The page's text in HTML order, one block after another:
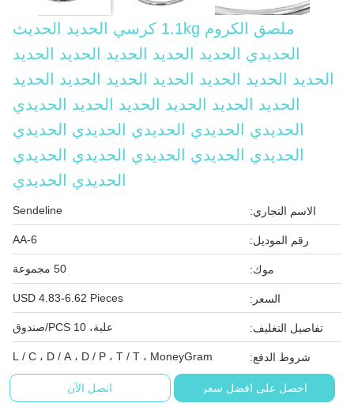
ملصق الكروم 1.1kg كرسي الحديد الحديث
الحديدي الحديد الحديد الحديد الحديد الحديد
الحديد الحديد الحديد الحديد الحديد الحديد الحديد
الحديد الحديد الحديد الحديد الحديد الحديدي
الحديدي الحديدي الحديدي الحديدي الحديدي
الحديدي الحديدي الحديدي الحديدي الحديدي
الحديدي الحديدي
الاسم التجاري: Sendeline
رقم الموديل: AA-6
موك: 50 مجموعة
السعر: USD 4.83-6.62 Pieces
تفاصيل التغليف: علبة، 10 PCS/صندوق
شروط الدفع: L / C ، D / A ، D / P ، T / T ، MoneyGram
احصل على افضل سعر اتصل الآن